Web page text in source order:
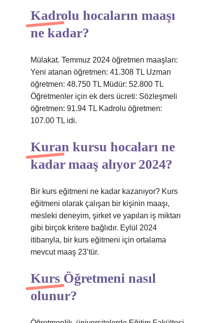
Kadrolu hocaların maaşı
ne kadar?
Mülakat. Temmuz 2024 öğretmen maaşları:
Yeni atanan öğretmen: 41.308 TL Uzman
öğretmen: 48.750 TL Müdür: 52.800 TL
Öğretmenler için ek ders ücreti: Sözleşmeli
öğretmen: 91.94 TL Kadrolu öğretmen:
107.00 TL idi.
Kuran kursu hocaları ne
kadar maaş alıyor 2024?
Bir kurs eğitmeni ne kadar kazanıyor? Kurs
eğitmeni olarak çalışan bir kişinin maaşı,
mesleki deneyim, şirket ve yapılan iş miktarı
gibi birçok kritere bağlıdır. Eylül 2024
itibarıyla, bir kurs eğitmeni için ortalama
mevcut maaş 23’tür.
Kurs Öğretmeni nasıl
olunur?